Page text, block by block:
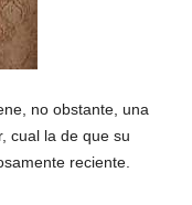
no obstante, una
cual la de que su
reciente.